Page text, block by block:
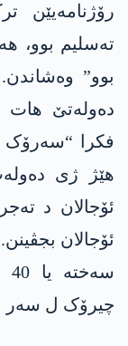
رۆژنامەیێن
تەسلیم بوو،
بوو”
دەولەتێ ھات
فکرا “سەرۆک
ھێژ ژی
ئۆجالان د
ئۆجالان
چیرۆک ل سەر